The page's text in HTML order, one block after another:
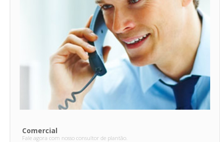
Comercial
Fale agora com nosso consultor de plantão.